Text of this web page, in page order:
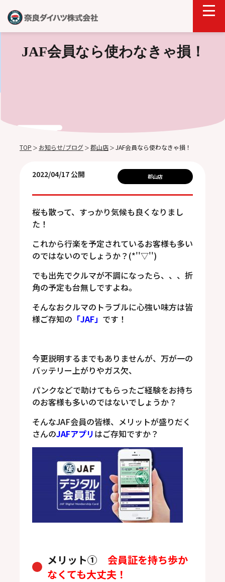
JAF会員なら使わなきゃ損！
TOP ＞ お知らせ/ブログ ＞ 郡山店 ＞ JAF会員なら使わなきゃ損！
2022/04/17 公開 郡山店
桜も散って、すっかり気候も良くなりまし
た！
これから行楽を予定されているお客様も多い
のではないのでしょうか？(*''▽'')
でも出先でクルマが不調になったら、、、折
角の予定も台無しですよね。
そんなおクルマのトラブルに心強い味方は皆
様ご存知の 「JAF」 です！
今更説明するまでもありませんが、万が一の
バッテリー上がりやガス欠、
パンクなどで助けてもらったご経験をお持ち
のお客様も多いのではないでしょうか？
そんなJAF会員の皆様、メリットが盛りだく
さんのJAFアプリはご存知ですか？
メリット①
会員証を持ち歩か
なくても大丈夫！